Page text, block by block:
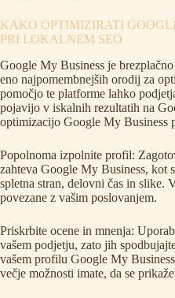
KAKO OPTIMIZIRATI
PRI LOKALNEM SEO
Google My Business je
eno najpomembnejših orodij za
pomočjo te platforme lahko
pojavijo v iskalnih rezultatih na
optimizacijo Google My Business
Popolnoma izpolnite profil:
zahteva Google My Business, kot
spletna stran, delovni čas in slike.
povezane z vašim poslovanjem.
Priskrbite ocene in mnenja:
vašem podjetju, zato jih
vašem profilu Google My
večje možnosti imate, da se